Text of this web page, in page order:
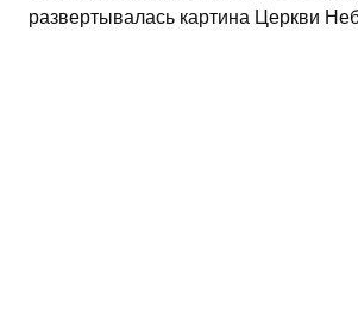
развертывалась картина Церкви